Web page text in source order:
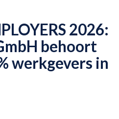
2026:
behoort
werkgevers in